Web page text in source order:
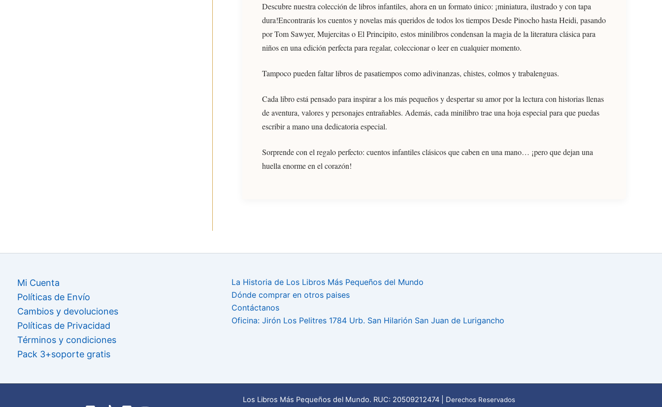
Descubre nuestra colección de libros infantiles, ahora en un formato único: ¡miniatura, ilustrado y con tapa
dura!Encontrarás los cuentos y novelas más queridos de todos los tiempos Desde Pinocho hasta Heidi, pasando
por Tom Sawyer, Mujercitas o El Principito, estos minilibros condensan la magia de la literatura clásica para
niños en una edición perfecta para regalar, coleccionar o leer en cualquier momento.
Tampoco pueden faltar libros de pasatiempos como adivinanzas, chistes, colmos y trabalenguas.
Cada libro está pensado para inspirar a los más pequeños y despertar su amor por la lectura con historias llenas
de aventura, valores y personajes entrañables. Además, cada minilibro trae una hoja especial para que puedas
escribir a mano una dedicatoria especial.
Sorprende con el regalo perfecto: cuentos infantiles clásicos que caben en una mano… ¡pero que dejan una
huella enorme en el corazón!
Mi Cuenta
Políticas de Envío
Cambios y devoluciones
Políticas de Privacidad
Términos y condiciones
Pack 3+soporte gratis
La Historia de Los Libros Más Pequeños del Mundo
Dónde comprar en otros paises
Contáctanos
Oficina: Jirón Los Pelitres 1784 Urb. San Hilarión San Juan de Lurigancho
Los Libros Más Pequeños del Mundo. RUC: 20509212474 | Derechos Reservados